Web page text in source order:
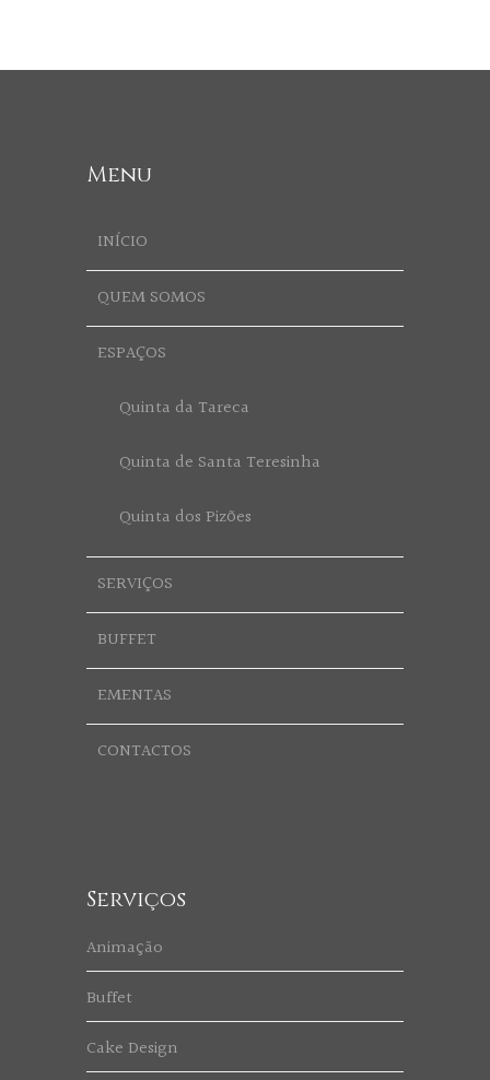
Menu
INÍCIO
QUEM SOMOS
ESPAÇOS
Quinta da Tareca
Quinta de Santa Teresinha
Quinta dos Pizões
SERVIÇOS
BUFFET
EMENTAS
CONTACTOS
Serviços
Animação
Buffet
Cake Design